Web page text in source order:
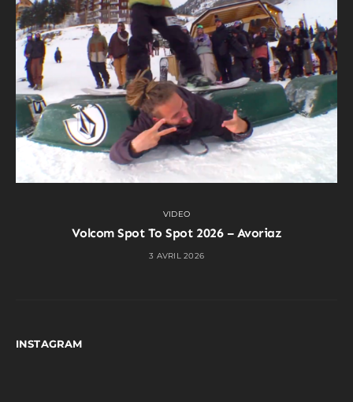
VIDEO
Volcom Spot To Spot 2026 – Avoriaz
3 AVRIL 2026
INSTAGRAM